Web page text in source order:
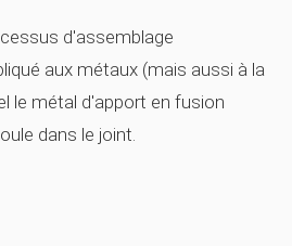
d'assemblage
aux métaux (mais aussi à la
le métal d'apport en fusion
dans le joint.